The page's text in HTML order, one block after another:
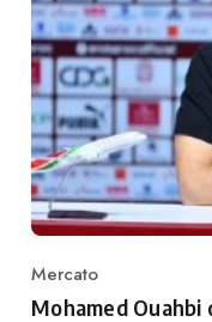
Category
Mercato
Mohamed